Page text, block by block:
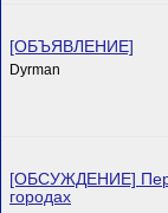
[ОБЪЯВЛЕНИЕ]
Dyrman
[ОБСУЖДЕНИЕ]
городах